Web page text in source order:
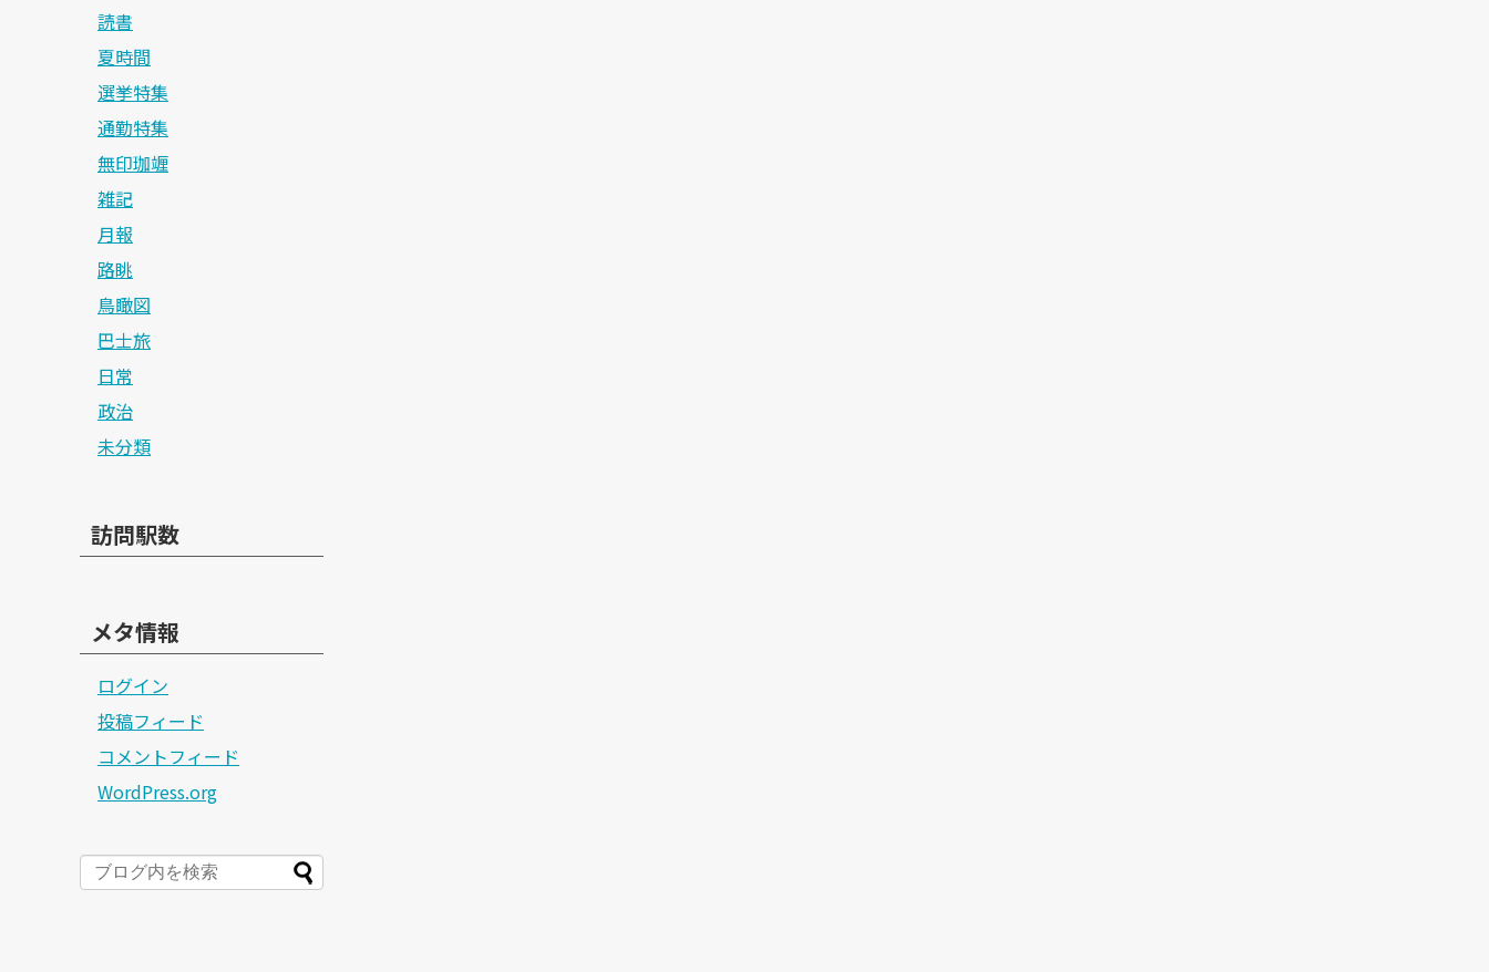
読書
夏時間
選挙特集
通勤特集
無印珈竰
雑記
月報
路眺
鳥瞰図
巴士旅
日常
政治
未分類
訪問駅数
メタ情報
ログイン
投稿フィード
コメントフィード
WordPress.org